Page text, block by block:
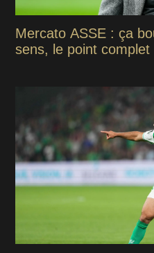
Mercato ASSE : ça
sens, le point complet